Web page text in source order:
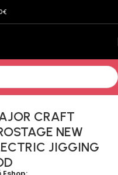
CRAFT
NEW
JIGGING